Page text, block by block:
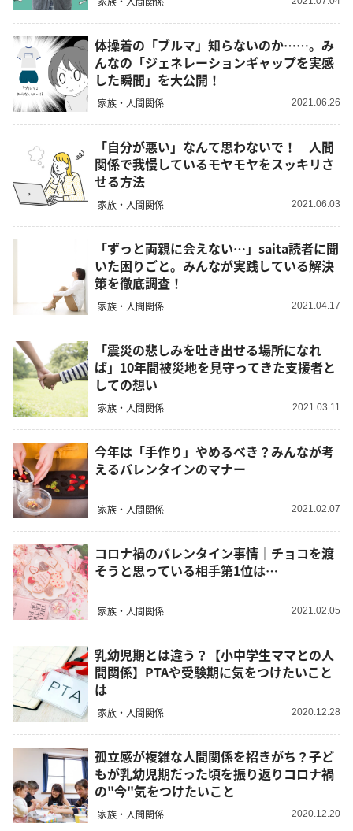
体操着の「ブルマ」知らないのか……。み
んなの「ジェネレーションギャップを実感
した瞬間」を大公開！
家族・人間関係 2021.06.26
「自分が悪い」なんて思わないで！ 人間
関係で我慢しているモヤモヤをスッキリさ
せる方法
家族・人間関係 2021.06.03
「ずっと両親に会えない…」saita読者に聞
いた困りごと。みんなが実践している解決
策を徹底調査！
家族・人間関係 2021.04.17
「震災の悲しみを吐き出せる場所になれ
ば」10年間被災地を見守ってきた支援者と
しての想い
家族・人間関係 2021.03.11
今年は「手作り」やめるべき？みんなが考
えるバレンタインのマナー
家族・人間関係 2021.02.07
コロナ禍のバレンタイン事情｜チョコを渡
そうと思っている相手第1位は…
家族・人間関係 2021.02.05
乳幼児期とは違う？【小中学生ママとの人
間関係】PTAや受験期に気をつけたいこと
は
家族・人間関係 2020.12.28
孤立感が複雑な人間関係を招きがち？子ど
もが乳幼児期だった頃を振り返りコロナ禍
の"今"気をつけたいこと
家族・人間関係 2020.12.20